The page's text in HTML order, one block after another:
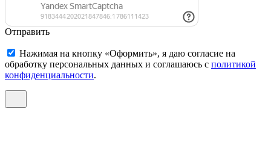
Отправить
Нажимая на кнопку «Оформить», я даю согласие на
обработку персональных данных и соглашаюсь c политикой
конфиденциальности.